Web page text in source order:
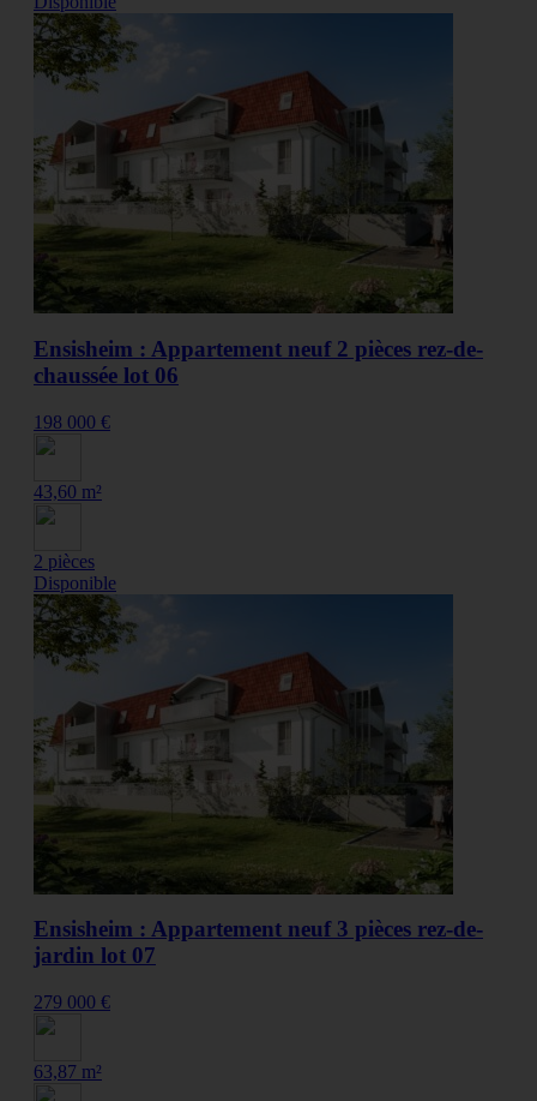
Ensisheim : Appartement neuf 2 pièces rez-de-
chaussée lot 06
198 000 €
43,60 m²
2 pièces
Disponible
Ensisheim : Appartement neuf 3 pièces rez-de-
jardin lot 07
279 000 €
63,87 m²